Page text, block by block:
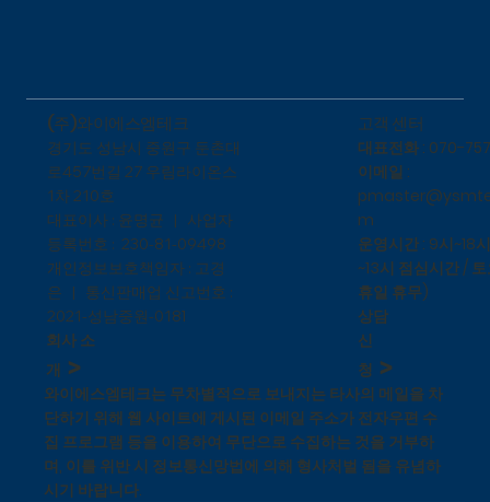
와이에스엠테크는 무차별적으로 보내지는 타사의 메일을 차
단하기 위해 웹 사이트에 게시된 이메일 주소가 전자우편 수
집 프로그램 등을 이용하여 무단으로 수집하는 것을 거부하
며, 이를 위반 시 정보통신망법에 의해 형사처벌 됨을 유념하
시기 바랍니다.
(주)와이에스엠테크
​경기도 성남시 중원구 둔촌대
로457번길 27 우림라이온스
1차 210호
대표이사 : 윤명균 | 사업자
등록번호 : 230-81-09498
개인정보보호책임자 : 고경
은 | 통신판매업 신고번호 :
2021-성남중원-0181
회사 소
개 >
​고객 센터
대표전화 : 070-
이메일 :
m
운영시간 : 9시~18
~13시 점심시간 /
휴일 휴무)
상담
신
청 >